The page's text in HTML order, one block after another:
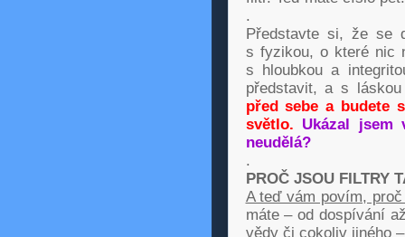
.
Představte si, že se
s fyzikou, o které nic
s hloubkou a
představit, a s
před sebe a budete
světlo. Ukázal jsem
neudělá?
.
PROČ JSOU FILTRY
A teď vám povím,
máte – od dospívání
vědy či cokoliv jiného